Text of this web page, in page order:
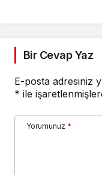
Bir Cevap Yaz
E-posta adresiniz
* ile
Yorumunuz *